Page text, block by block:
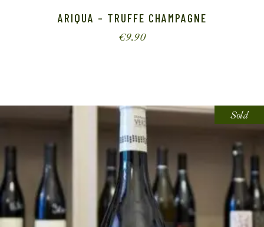
ARIQUA – TRUFFE CHAMPAGNE
€9.90
Sold